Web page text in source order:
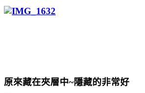
原來藏在夾層中~隱藏的非常好